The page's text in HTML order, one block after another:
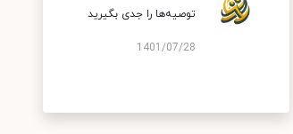
توصیه‌ها را جدی بگیرید
1401/07/28